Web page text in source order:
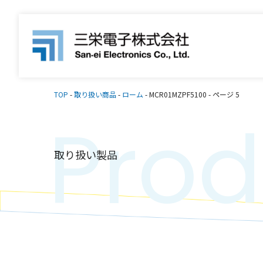
TOP -取り扱い商品- ローム -MCR01MZPF5100 - ページ 5
取り扱い製品